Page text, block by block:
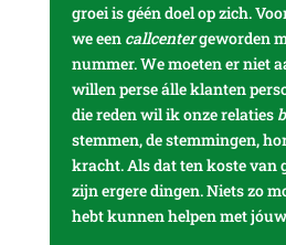
groei is géén doel op zich.
we een callcentergeworden
nummer. We moeten er niet
willen perse álle klanten
die reden wil ik onze relaties
stemmen, de stemmingen,
kracht. Als dat ten koste van
zijn ergere dingen. Niets zo
hebt kunnen helpen met jóuw